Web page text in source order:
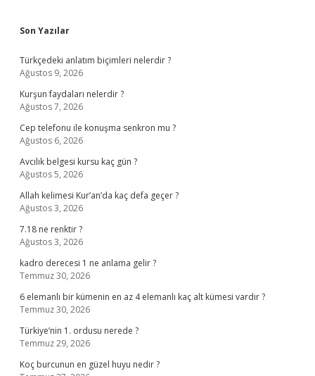
Sidebar
Son Yazılar
Türkçedeki anlatım biçimleri nelerdir ?
Ağustos 9, 2026
Kurşun faydaları nelerdir ?
Ağustos 7, 2026
Cep telefonu ile konuşma senkron mu ?
Ağustos 6, 2026
Avcılık belgesi kursu kaç gün ?
Ağustos 5, 2026
Allah kelimesi Kur’an’da kaç defa geçer ?
Ağustos 3, 2026
7.18 ne renktir ?
Ağustos 3, 2026
kadro derecesi 1 ne anlama gelir ?
Temmuz 30, 2026
6 elemanlı bir kümenin en az 4 elemanlı kaç alt kümesi vardır ?
Temmuz 30, 2026
Türkiye’nin 1. ordusu nerede ?
Temmuz 29, 2026
Koç burcunun en güzel huyu nedir ?